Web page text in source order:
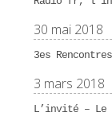
30 mai 2018
3es
3 mars 2018
L’invité – Le